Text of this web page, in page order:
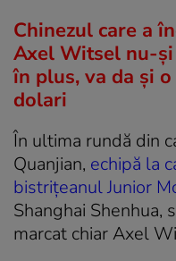
Chinezul care a
Axel Witsel nu-
în plus, va da și
dolari
În ultima rundă din
Quanjian, echipă la
bistrițeanul Junior
Shanghai Shenhua,
marcat chiar Axel